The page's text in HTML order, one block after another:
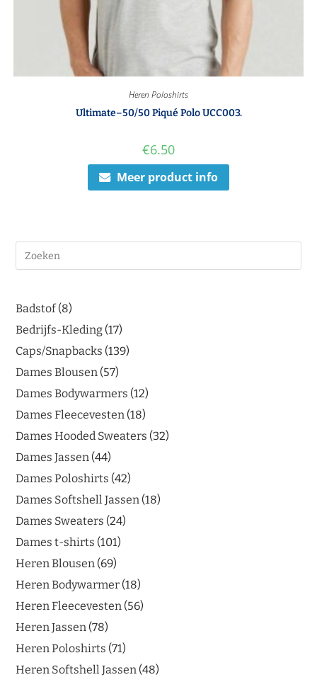
Heren Poloshirts
Ultimate–50/50 Piqué Polo UCC003.
€6.50
Meer product info
Badstof 8
Bedrijfs-Kleding 17
Caps/Snapbacks 139
Dames Blousen 57
Dames Bodywarmers 12
Dames Fleecevesten 18
Dames Hooded Sweaters 32
Dames Jassen 44
Dames Poloshirts 42
Dames Softshell Jassen 18
Dames Sweaters 24
Dames t-shirts 101
Heren Blousen 69
Heren Bodywarmer 18
Heren Fleecevesten 56
Heren Jassen 78
Heren Poloshirts 71
Heren Softshell Jassen 48